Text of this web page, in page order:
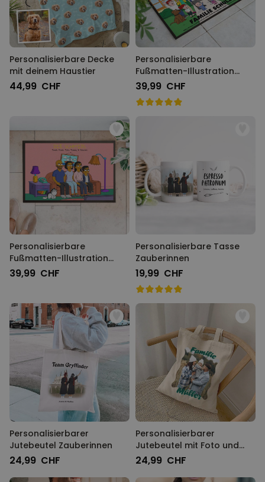
Personalisierbare Decke
mit deinem Haustier
44,99 CHF
Personalisierbare
Fußmatten-Illustration
Zeichentrick Familie
39,99 CHF
Personalisierbare
Fußmatten-Illustration
Cartoon Familie
39,99 CHF
Personalisierbare Tasse
Zauberinnen
19,99 CHF
Personalisierbarer
Jutebeutel Zauberinnen
24,99 CHF
Personalisierbarer
Jutebeutel mit Foto und
Text
24,99 CHF